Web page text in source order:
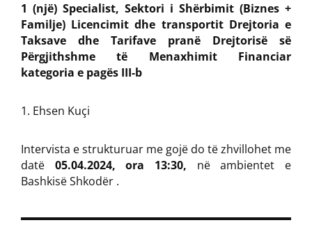
1 (një) Specialist, Sektori i Shërbimit (Biznes +
Familje) Licencimit dhe transportit Drejtoria e
Taksave dhe Tarifave pranë Drejtorisë së
Përgjithshme të Menaxhimit Financiar
kategoria e pagës III-b
Ehsen Kuçi
Intervista e strukturuar me gojë do të zhvillohet me
datë 05.04.2024, ora 13:30, në ambientet e
Bashkisë Shkodër .